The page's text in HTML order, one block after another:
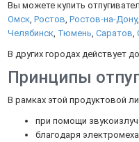
Вы можете купить
Омск, Ростов, Ростов-на-Дону,
Челябинск, Тюмень, Саратов,
В других городах действует
Принципы
В рамках этой продуктовой
при помощи
благодаря